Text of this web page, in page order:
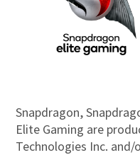
スマートフォンアクセサリー
Snapdragon,
Elite Gaming are
Technologies Inc.